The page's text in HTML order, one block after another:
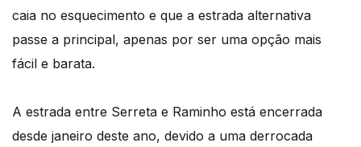
caia no esquecimento e que a estrada alternativa
passe a principal, apenas por ser uma opção mais
fácil e barata.
A estrada entre Serreta e Raminho está encerrada
desde janeiro deste ano, devido a uma derrocada